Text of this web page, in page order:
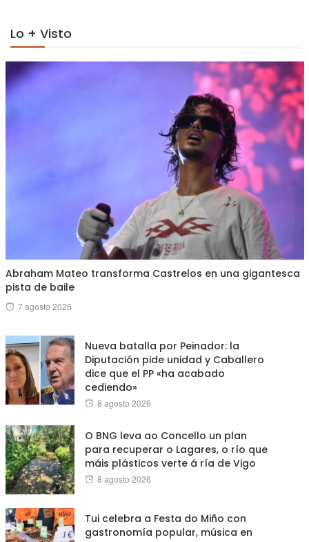
Lo + Visto
Abraham Mateo transforma Castrelos en una gigantesca
pista de baile
Posted
7 agosto 2026
Nueva batalla por Peinador: la
Diputación pide unidad y Caballero
dice que el PP «ha acabado
cediendo»
Posted
8 agosto 2026
O BNG leva ao Concello un plan
para recuperar o Lagares, o río que
máis plásticos verte á ría de Vigo
Posted
8 agosto 2026
Tui celebra a Festa do Miño con
gastronomía popular, música en